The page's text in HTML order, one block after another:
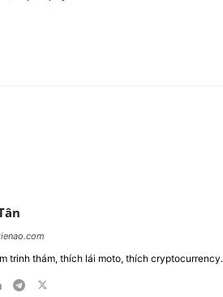
trinh thám, thích lái moto, thích cryptocurrency.